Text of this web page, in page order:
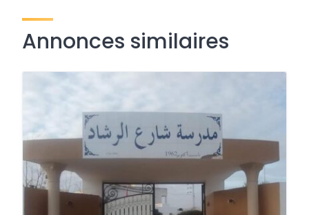
Annonces similaires